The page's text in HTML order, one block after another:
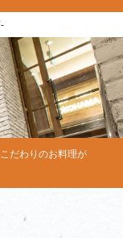
こだわりのお料理が